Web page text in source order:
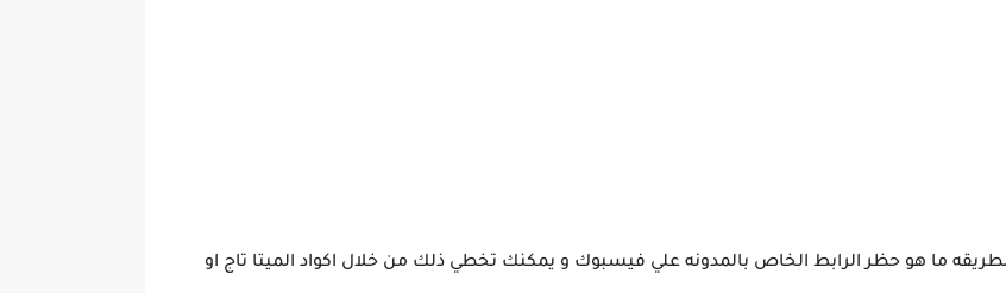
ما هو حظر الرابط الخاص بالمدونه علي فيسبوك و يمكنك تخطي ذلك من خلال اكواد الميتا تاج او